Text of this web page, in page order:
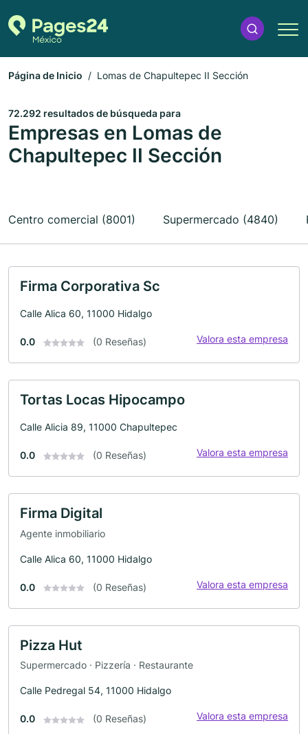
Página de Inicio Lomas de Chapultepec II Sección
72.292 resultados de búsqueda para
Empresas en Lomas de
Chapultepec II Sección
Centro comercial (8001) Supermercado (4840)
Firma Corporativa Sc
Calle Alica 60, 11000 Hidalgo
0.0 (0 Reseñas) Valora esta empresa
Tortas Locas Hipocampo
Calle Alicia 89, 11000 Chapultepec
0.0 (0 Reseñas) Valora esta empresa
Firma Digital
Agente inmobiliario
Calle Alica 60, 11000 Hidalgo
0.0 (0 Reseñas) Valora esta empresa
Pizza Hut
Supermercado · Pizzería · Restaurante
Calle Pedregal 54, 11000 Hidalgo
0.0 (0 Reseñas) Valora esta empresa